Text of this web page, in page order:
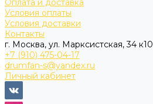
Оплата и доставка
Условия оплаты
Условия доставки
Контакты
г. Москва, ул. Марксистская, 34 к10
+7 (910) 475-04-17
drumfan-s@yandex.ru
Личный кабинет